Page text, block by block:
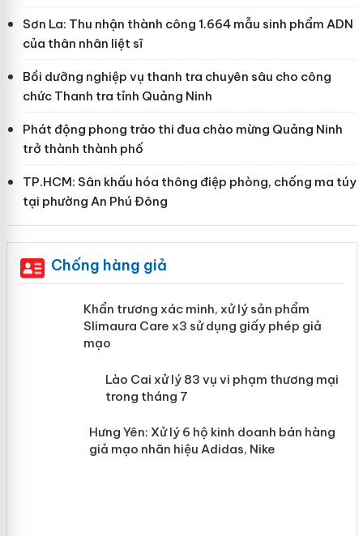
Sơn La: Thu nhận thành công 1.664 mẫu sinh phẩm ADN
của thân nhân liệt sĩ
Bồi dưỡng nghiệp vụ thanh tra chuyên sâu cho công
chức Thanh tra tỉnh Quảng Ninh
Phát động phong trào thi đua chào mừng Quảng Ninh
trở thành thành phố
TP.HCM: Sân khấu hóa thông điệp phòng, chống ma túy
tại phường An Phú Đông
Chống hàng giả
Khẩn trương xác minh, xử lý sản phẩm
Slimaura Care x3 sử dụng giấy phép giả
mạo
Lào Cai xử lý 83 vụ vi phạm thương
mại trong tháng 7